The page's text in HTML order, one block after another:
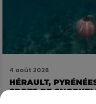
4 août 2026
HÉRAULT,
SPOTS DE